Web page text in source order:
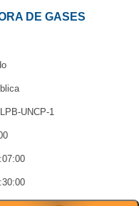
DE GASES
UNCP-1